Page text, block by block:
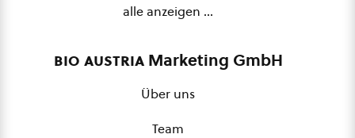
alle anzeigen …
bio austriaMarketing GmbH
Über uns
Team